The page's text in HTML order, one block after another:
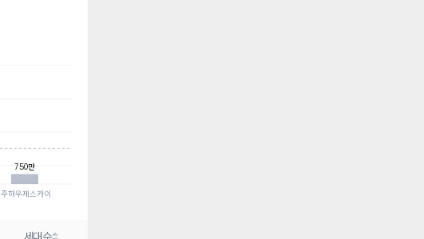
주하우제스카이
750만